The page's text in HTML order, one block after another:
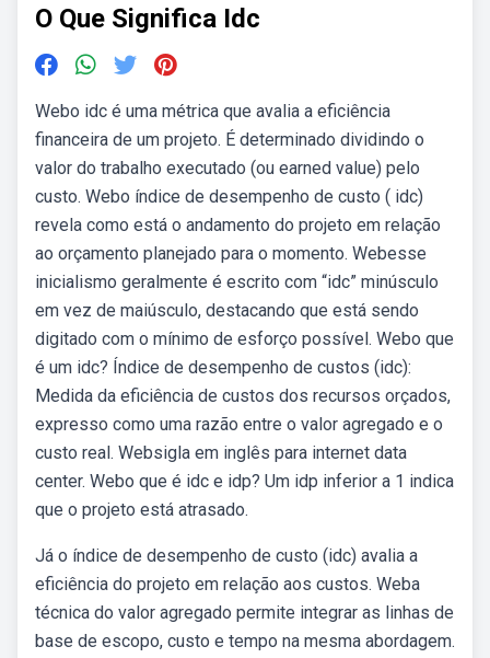
O Que Significa Idc
Webo idc é uma métrica que avalia a eficiência
financeira de um projeto. É determinado dividindo o
valor do trabalho executado (ou earned value) pelo
custo. Webo índice de desempenho de custo ( idc)
revela como está o andamento do projeto em relação
ao orçamento planejado para o momento. Webesse
inicialismo geralmente é escrito com “idc” minúsculo
em vez de maiúsculo, destacando que está sendo
digitado com o mínimo de esforço possível. Webo que
é um idc? Índice de desempenho de custos (idc):
Medida da eficiência de custos dos recursos orçados,
expresso como uma razão entre o valor agregado e o
custo real. Websigla em inglês para internet data
center. Webo que é idc e idp? Um idp inferior a 1 indica
que o projeto está atrasado.
Já o índice de desempenho de custo (idc) avalia a
eficiência do projeto em relação aos custos. Weba
técnica do valor agregado permite integrar as linhas de
base de escopo, custo e tempo na mesma abordagem.